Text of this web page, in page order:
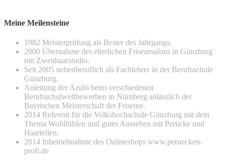
Meine Meilensteine
1982 Meisterprüfung als Bester des Jahrgangs.
2000 Übernahme des elterlichen Friseursalons in Günzburg
mit Zweithaarstudio.
Seit 2005 nebenberuflich als Fachlehrer in der Berufsschule
Günzburg.
Anleitung der Azubi beim verschiedenen
Berufsschulwettbewerben in Nürnberg anlässlich der
Bayrischen Meisterschaft der Friseure.
2014 Referent für die Volkshochschule Günzburg mit dem
Thema Wohlfühlen und gutes Aussehen mit Perücke und
Haarteilen.
2014 Inbetriebnahme des Onlineshops www.peruecken-
profi.de